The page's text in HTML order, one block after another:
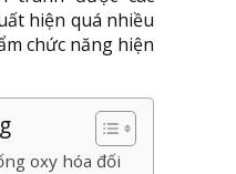
hiện quá nhiều
chức năng hiện
oxy hóa đối